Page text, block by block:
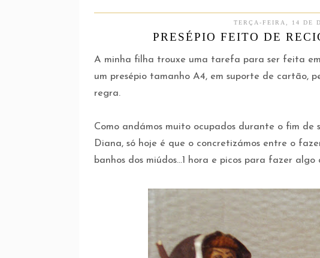
TERÇA-FEIRA, 14 DE
PRESÉPIO FEITO DE
A minha filha trouxe uma tarefa para ser feita
um presépio tamanho A4, em suporte de cartão,
regra.
Como andámos muito ocupados durante o fim
Diana, só hoje é que o concretizámos entre o
banhos dos miúdos...1 hora e picos para fazer algo